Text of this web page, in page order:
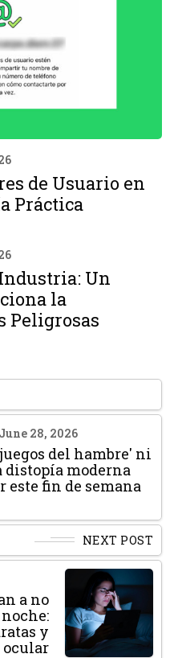
de Usuario en
Práctica
Un
la
Peligrosas
June 28, 2026
del hambre' ni
distopía moderna
este fin de semana
NEXT POST
a no
y
ocular